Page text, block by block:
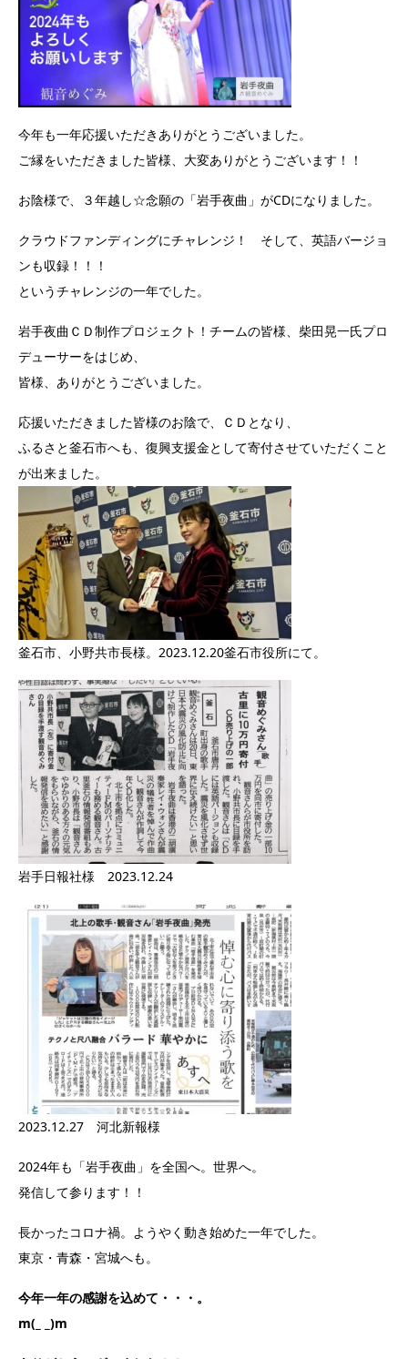
今年も一年応援いただきありがとうございました。
ご縁をいただきました皆様、大変ありがとうございます！！
お陰様で、３年越し☆念願の「岩手夜曲」がCDになりました。
クラウドファンディングにチャレンジ！ そして、英語バージョ
ンも収録！！！
というチャレンジの一年でした。
岩手夜曲ＣＤ制作プロジェクト！チームの皆様、柴田晃一氏プロ
デューサーをはじめ、
皆様、ありがとうございました。
応援いただきました皆様のお陰で、ＣＤとなり、
ふるさと釜石市へも、復興支援金として寄付させていただくこと
が出来ました。
釜石市、小野共市長様。2023.12.20釜石市役所にて。
岩手日報社様 2023.12.24
2023.12.27 河北新報様
2024年も「岩手夜曲」を全国へ。世界へ。
発信して参ります！！
長かったコロナ禍。ようやく動き始めた一年でした。
東京・青森・宮城へも。
今年一年の感謝を込めて・・・。
m(_ _)m